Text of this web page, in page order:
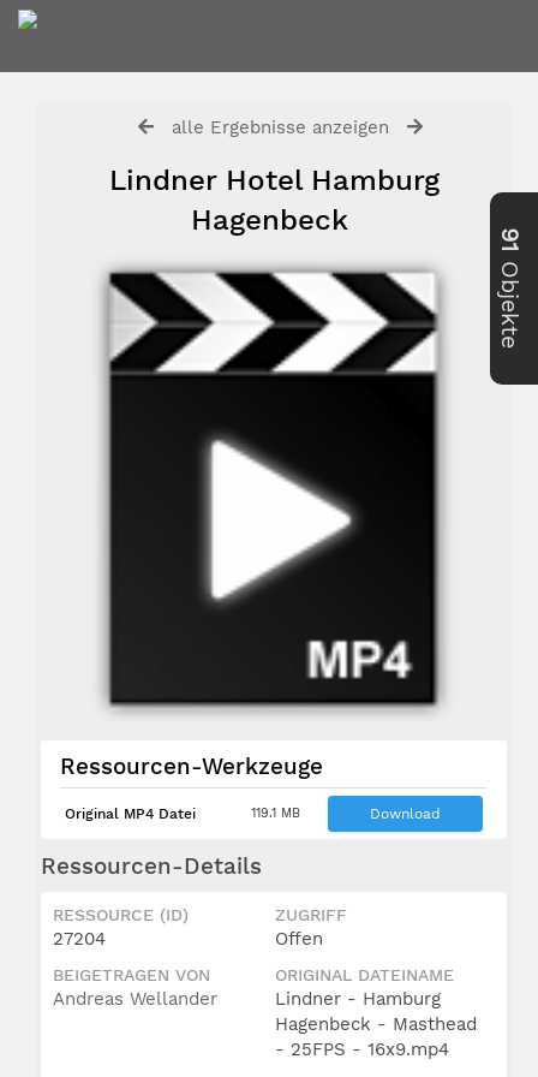
alle Ergebnisse anzeigen
Lindner Hotel Hamburg
Hagenbeck
Ressourcen-Werkzeuge
Original MP4 Datei 119.1 MB Download
Ressourcen-Details
RESSOURCE (ID)
27204
ZUGRIFF
Offen
BEIGETRAGEN VON
Andreas Wellander
ORIGINAL DATEINAME
Lindner - Hamburg
Hagenbeck - Masthead
- 25FPS - 16x9.mp4
91
Objekte